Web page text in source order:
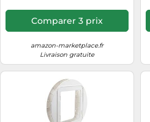
Comparer 3 prix
amazon-marketplace.fr
Livraison gratuite